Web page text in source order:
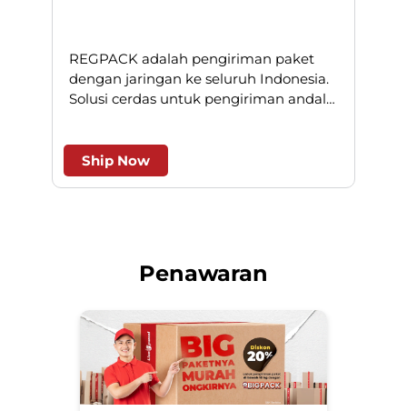
REGPACK adalah pengiriman paket
dengan jaringan ke seluruh Indonesia.
Solusi cerdas untuk pengiriman andal
Ship Now
Penawaran